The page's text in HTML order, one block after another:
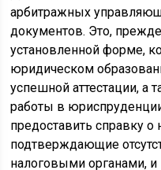
арбитражных
документов. Это,
установленной форме,
юридическом
успешной аттестации, а
работы в
предоставить справку
подтверждающие
налоговыми органами,